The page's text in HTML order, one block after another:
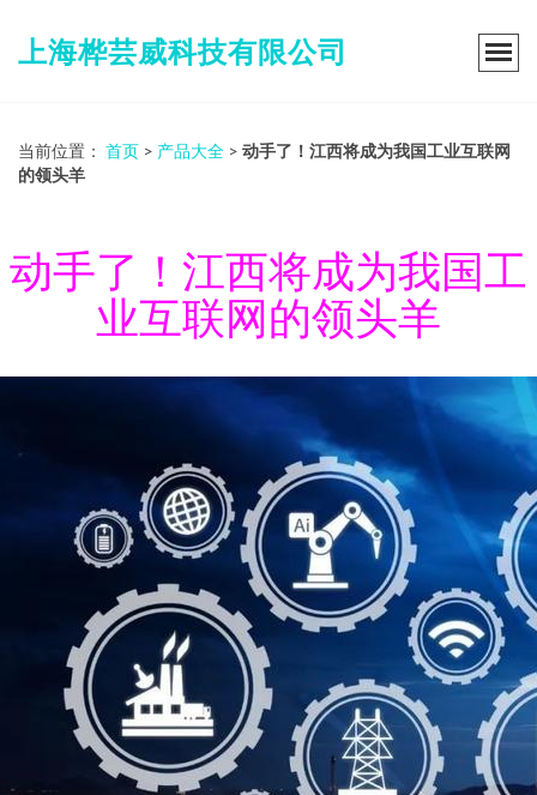
上海桦芸威科技有限公司
当前位置： 首页 > 产品大全 > 动手了！江西将成为我国工业互联网
的领头羊
动手了！江西将成为我国工
业互联网的领头羊